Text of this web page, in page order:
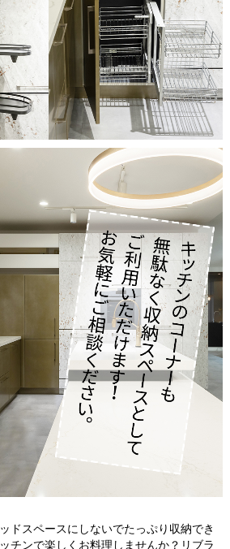
ドスペースにしないでたっぷり収納でき
チンで楽しくお料理しませんか？リブラ